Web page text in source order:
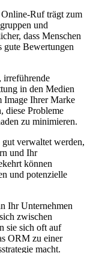
Ruf trägt zum
und
dass Menschen
gute Bewertungen
irreführende
in den Medien
Image Ihrer Marke
diese Probleme
zu minimieren.
verwaltet werden,
und Ihr
können
und potenzielle
Ihr Unternehmen
zwischen
sie sich oft auf
ORM zu einer
macht.